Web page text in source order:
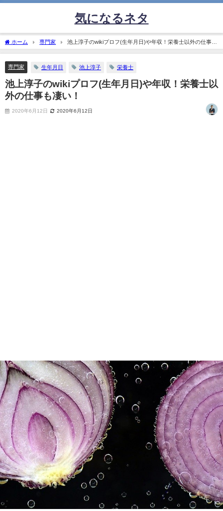
気になるネタ
ホーム 専門家
池上淳子のwikiプロフ(生年月日)や年収！栄養士以外の仕事も
凄い！
専門家 生年月日 池上淳子 栄養士
池上淳子のwikiプロフ(生年月日)や年収！栄養士以
外の仕事も凄い！
2020年6月12日 2020年6月12日